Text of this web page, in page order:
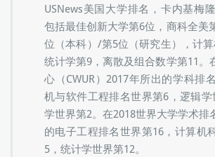
2022QS世界大学排名第53位，
学排名第102位。CMU位列
学排名中列第25名，包括商学院全美
美第6等。CMU同时位列
U.S. News计算机本科及硕士项目与
理工学院，加州大学伯克利分校并
的量化金融硕士项目（MSCF）也
此外，CMU戏剧学院还被好莱坞报
佳本科戏剧学院之一。